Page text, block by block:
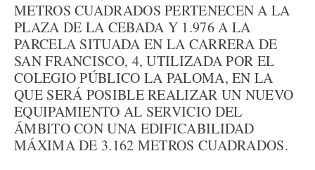
METROS CUADRADOS PERTENECEN A LA
PLAZA DE LA CEBADA Y 1.976 A LA
PARCELA SITUADA EN LA CARRERA DE
SAN FRANCISCO, 4, UTILIZADA POR EL
COLEGIO PÚBLICO LA PALOMA, EN LA
QUE SERÁ POSIBLE REALIZAR UN NUEVO
EQUIPAMIENTO AL SERVICIO DEL
ÁMBITO CON UNA EDIFICABILIDAD
MÁXIMA DE 3.162 METROS CUADRADOS.